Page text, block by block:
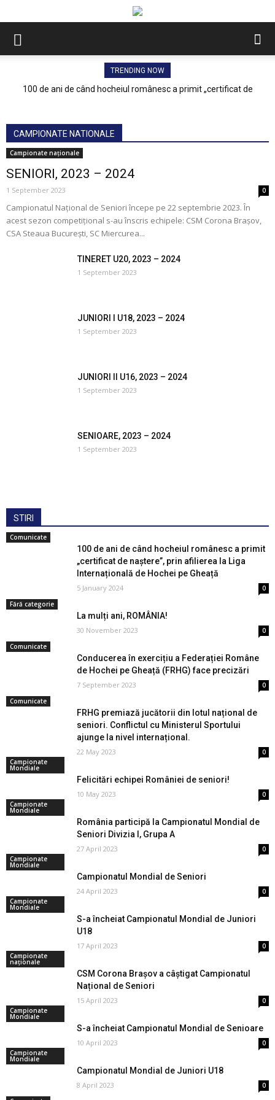
TRENDING NOW
100 de ani de când hocheiul românesc a primit „certificat de
CAMPIONATE NATIONALE
All Seniori Tineret U20
Senioare
Campionate naționale
SENIORI, 2023 – 2024
1 September 2023 0
Campionatul Național de Seniori începe pe 22 septembrie 2023. În
acest sezon competițional s-au înscris echipele: CSM Corona Brașov,
CSA Steaua București, SC Miercurea...
TINERET U20, 2023 – 2024
1 September 2023
JUNIORI I U18, 2023 – 2024
1 September 2023
JUNIORI II U16, 2023 – 2024
1 September 2023
SENIOARE, 2023 – 2024
1 September 2023
STIRI
Comunicate
100 de ani de când hocheiul românesc a primit
„certificat de naștere”, prin afilierea la Liga
Internațională de Hochei pe Gheață
5 January 2024
0
Fără categorie
La mulți ani, ROMÂNIA!
30 November 2023
0
Comunicate
Conducerea în exercițiu a Federației Române
de Hochei pe Gheață (FRHG) face precizări
7 September 2023
0
Comunicate
FRHG premiază jucătorii din lotul național de
seniori. Conflictul cu Ministerul Sportului
ajunge la nivel internațional.
22 May 2023
0
Campionate
Mondiale
Felicitări echipei României de seniori!
10 May 2023
0
Campionate
Mondiale
România participă la Campionatul Mondial de
Seniori Divizia I, Grupa A
27 April 2023
0
Campionate
Mondiale
Campionatul Mondial de Seniori
24 April 2023
0
Campionate
Mondiale
S-a încheiat Campionatul Mondial de Juniori
U18
17 April 2023
0
Campionate
naționale
CSM Corona Brașov a câștigat Campionatul
Național de Seniori
15 April 2023
0
Campionate
Mondiale
S-a încheiat Campionatul Mondial de Senioare
10 April 2023
0
Campionate
Mondiale
Campionatul Mondial de Juniori U18
8 April 2023
0